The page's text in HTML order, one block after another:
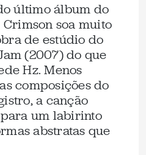
último álbum do
soa muito
de estúdio do
(2007) do que
Hz. Menos
composições do
a canção
um labirinto
abstratas que